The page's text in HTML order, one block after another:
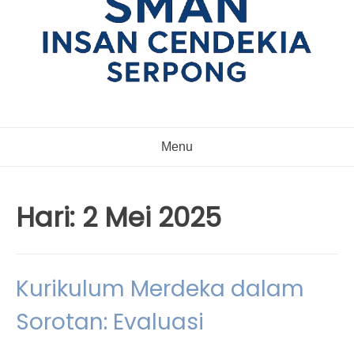
Menu
Hari: 2 Mei 2025
Kurikulum Merdeka dalam
Sorotan: Evaluasi